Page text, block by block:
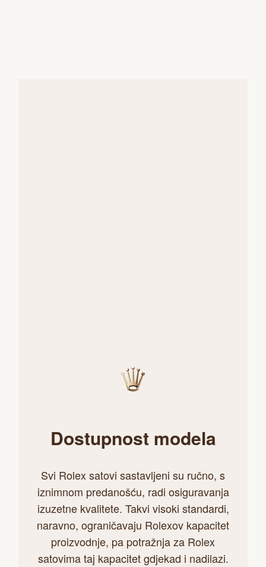
Dostupnost modela
Svi Rolex satovi sastavljeni su ručno, s
iznimnom predanošću, radi osiguravanja
izuzetne kvalitete. Takvi visoki standardi,
naravno, ograničavaju Rolexov kapacitet
proizvodnje, pa potražnja za Rolex
satovima taj kapacitet gdjekad i nadilazi.